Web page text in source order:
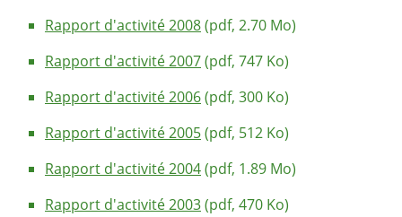
Rapport d'activité 2008(pdf, 2.70 Mo)
Rapport d'activité 2007(pdf, 747 Ko)
Rapport d'activité 2006(pdf, 300 Ko)
Rapport d'activité 2005(pdf, 512 Ko)
Rapport d'activité 2004(pdf, 1.89 Mo)
Rapport d'activité 2003(pdf, 470 Ko)